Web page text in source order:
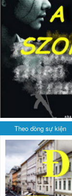
Theo dòng sự kiện